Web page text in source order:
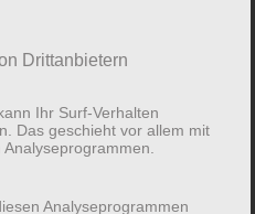
Drittanbietern
Ihr Surf-Verhalten
Das geschieht vor allem mit
Analyseprogrammen